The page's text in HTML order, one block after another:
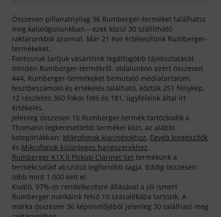
Összesen pillanatnyilag 36 Rumberger-terméket találhatsz
meg katalógusunkban – ezek közül 30 szállítható
raktárunkból azonnal. Már 21 éve értékesítünk Rumberger-
termékeket.
Fontosnak tartjuk vásárlóink legátfogóbb tájékoztatását
minden Rumberger-termékről, oldalunkon ezért összesen
444, Rumberger-termékeket bemutató médiatartalom,
tesztbeszámoló és értékelés található, köztük 251 fénykép,
12 részletes 360 fokos fotó és 181, ügyfeleink által írt
értékelés.
Jelenleg összesen 16 Rumberger-termék tartózkodik a
Thomann legkeresettebb termékei közt, az alábbi
kategóriákban: Mikrofonok klarinétokhoz, Egyéb kiegészítők
és Mikrofonok különleges hangszerekhez.
Rumberger K1X II Pickup Clarinet Set termékünk a
termékcsalád abszolút legforróbb tagja. Eddig összesen
több mint 1.000 kelt el.
Kiváló, 97%-os rendelkezésre állásával a jól ismert
Rumberger márkáink felső 10 százalékába tartozik. A
márka összesen 36 képviselőjéből jelenleg 30 található meg